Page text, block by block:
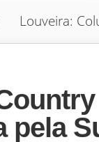
Louveira:
pela